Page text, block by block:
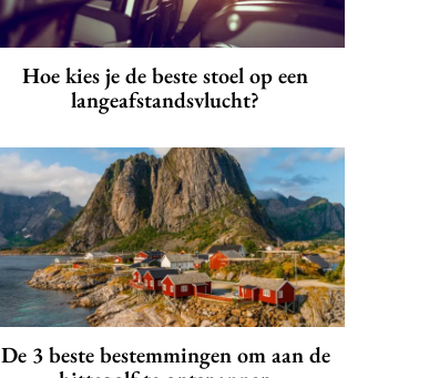
Hoe kies je de beste stoel op een
langeafstandsvlucht?
De 3 beste bestemmingen om aan de